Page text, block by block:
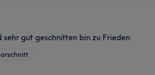
sehr gut geschnitten bin zu Frieden